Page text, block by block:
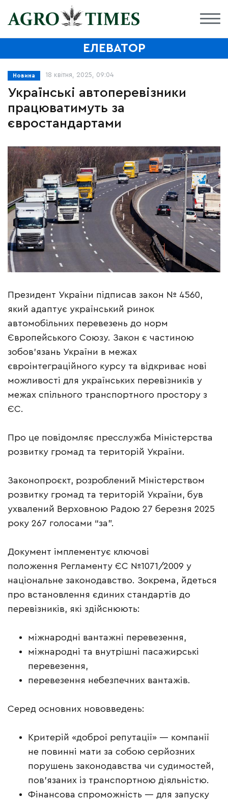
ЕЛЕВАТОР
Новина 18 квітня, 2025, 09:04
Українські автоперевізники
працюватимуть за
євростандартами
Президент України підписав закон № 4560,
який адаптує український ринок
автомобільних перевезень до норм
Європейського Союзу. Закон є частиною
зобов’язань України в межах
євроінтеграційного курсу та відкриває нові
можливості для українських перевізників у
межах спільного транспортного простору з
ЄС.
Про це повідомляє пресслужба Міністерства
розвитку громад та територій України.
Законопроєкт, розроблений Міністерством
розвитку громад та територій України, був
ухвалений Верховною Радою 27 березня 2025
року 267 голосами “за”.
Документ імплементує ключові
положення Регламенту ЄС №1071/2009 у
національне законодавство. Зокрема, йдеться
про встановлення єдиних стандартів до
перевізників, які здійснюють:
міжнародні вантажні перевезення,
міжнародні та внутрішні пасажирські
перевезення,
перевезення небезпечних вантажів.
Серед основних нововведень:
Критерій «доброї репутації» — компанії
не повинні мати за собою серйозних
порушень законодавства чи судимостей,
пов’язаних із транспортною діяльністю.
Фінансова спроможність — для запуску